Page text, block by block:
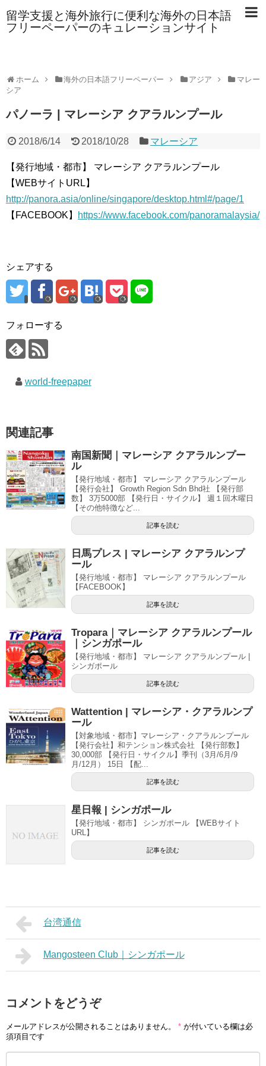
留学支援と海外旅行に便利な海外の日本語
フリーペーパーのキュレーションサイト
ホーム 海外の日本語フリーペーパー アジア
マレー
シア
パノーラ | マレーシア クアラルンプール
2018/6/14 2018/10/28 マレーシア
【発行地域・都市】 マレーシア クアラルンプール
【WEBサイトURL】
http://panora.asia/online/singapore/desktop.html#/page/1
【FACEBOOK】
https://www.facebook.com/panoramalaysia/
シェアする
フォローする
world-freepaper
関連記事
南国新聞｜マレーシア クアラルンプー
ル
【発行地域・都市】 マレーシア クアラルンプール
【発行会社】 Growth Region Sdn Bhd社 【発行部
数】 3万5000部 【発行日・サイクル】 週１回木曜日
【その他特徴など...
記事を読む
日馬プレス | マレーシア クアラルンプ
ール
【発行地域・都市】 マレーシア クアラルンプール
【FACEBOOK】
記事を読む
Tropara｜マレーシア クアラルンプール
｜シンガポール
【発行地域・都市】 マレーシア クアラルンプール |
シンガポール
記事を読む
Wattention | マレーシア・クアラルンプ
ール
【対象地域・都市】マレーシア・クアラルンプール
【発行会社】和テンション株式会社 【発行部数】
30,000部 【発行日・サイクル】季刊（3月/6月/9
月/12月） 15日 【配...
記事を読む
星日報 | シンガポール
【発行地域・都市】 シンガポール 【WEBサイト
URL】
記事を読む
台湾通信
Mangosteen Club｜シンガポール
コメントをどうぞ
メールアドレスが公開されることはありません。 * が付いている欄は必
須項目です